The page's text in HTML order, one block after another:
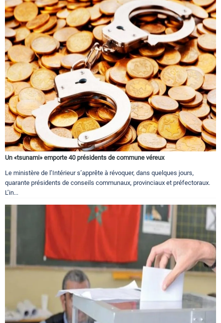
Un «tsunami» emporte 40 présidents de commune véreux
Le ministère de l’Intérieur s’apprête à révoquer, dans quelques jours,
quarante présidents de conseils communaux, provinciaux et préfectoraux.
L’in...